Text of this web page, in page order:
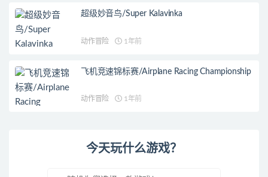
超级妙音鸟/Super Kalavinka
动作冒险 1年前
飞机竞速锦标赛/Airplane Racing Championship
动作冒险 1年前
今天玩什么游戏？